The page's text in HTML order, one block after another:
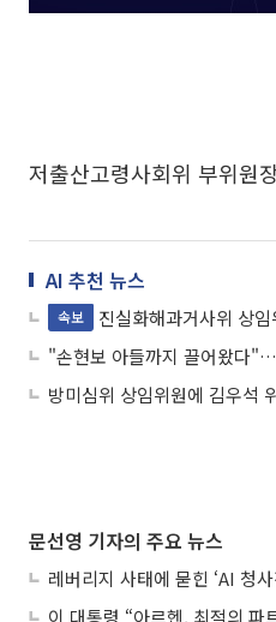
저출산고령사회위 부위원
AI 추천 뉴스
속보
진실화해과거사위 상임위원 김
방미심위 상임위원에 김우석
문선영 기자의 주요 뉴스
레버리지 사태에 묻힌 ‘AI 청사